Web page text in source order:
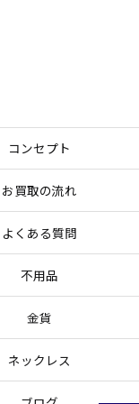
コンセプト
お買取の流れ
よくある質問
不用品
金貨
ネックレス